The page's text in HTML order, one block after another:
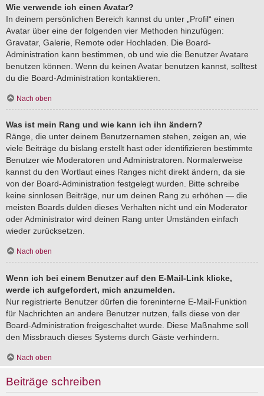
Wie verwende ich einen Avatar?
In deinem persönlichen Bereich kannst du unter „Profil“ einen
Avatar über eine der folgenden vier Methoden hinzufügen:
Gravatar, Galerie, Remote oder Hochladen. Die Board-
Administration kann bestimmen, ob und wie die Benutzer Avatare
benutzen können. Wenn du keinen Avatar benutzen kannst, solltest
du die Board-Administration kontaktieren.
Nach oben
Was ist mein Rang und wie kann ich ihn ändern?
Ränge, die unter deinem Benutzernamen stehen, zeigen an, wie
viele Beiträge du bislang erstellt hast oder identifizieren bestimmte
Benutzer wie Moderatoren und Administratoren. Normalerweise
kannst du den Wortlaut eines Ranges nicht direkt ändern, da sie
von der Board-Administration festgelegt wurden. Bitte schreibe
keine sinnlosen Beiträge, nur um deinen Rang zu erhöhen — die
meisten Boards dulden dieses Verhalten nicht und ein Moderator
oder Administrator wird deinen Rang unter Umständen einfach
wieder zurücksetzen.
Nach oben
Wenn ich bei einem Benutzer auf den E-Mail-Link klicke,
werde ich aufgefordert, mich anzumelden.
Nur registrierte Benutzer dürfen die foreninterne E-Mail-Funktion
für Nachrichten an andere Benutzer nutzen, falls diese von der
Board-Administration freigeschaltet wurde. Diese Maßnahme soll
den Missbrauch dieses Systems durch Gäste verhindern.
Nach oben
Beiträge schreiben